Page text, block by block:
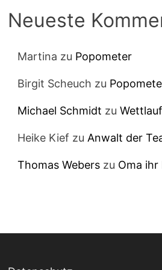
Neueste
Martina zu Popometer
Birgit Scheuch zu
Michael Schmidt zu
Heike Kief zu Anwalt der
Thomas Webers zu Oma ihr